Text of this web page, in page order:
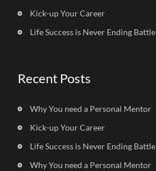
Kick-up Your Career
Life Success is Never Ending Battle
Recent Posts
Why You need a Personal Mentor
Kick-up Your Career
Life Success is Never Ending Battle
Why You need a Personal Mentor